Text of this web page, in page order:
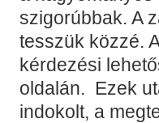
szigorúbbak. A
tesszük közzé.
kérdezési
oldalán. Ezek
indokolt, a